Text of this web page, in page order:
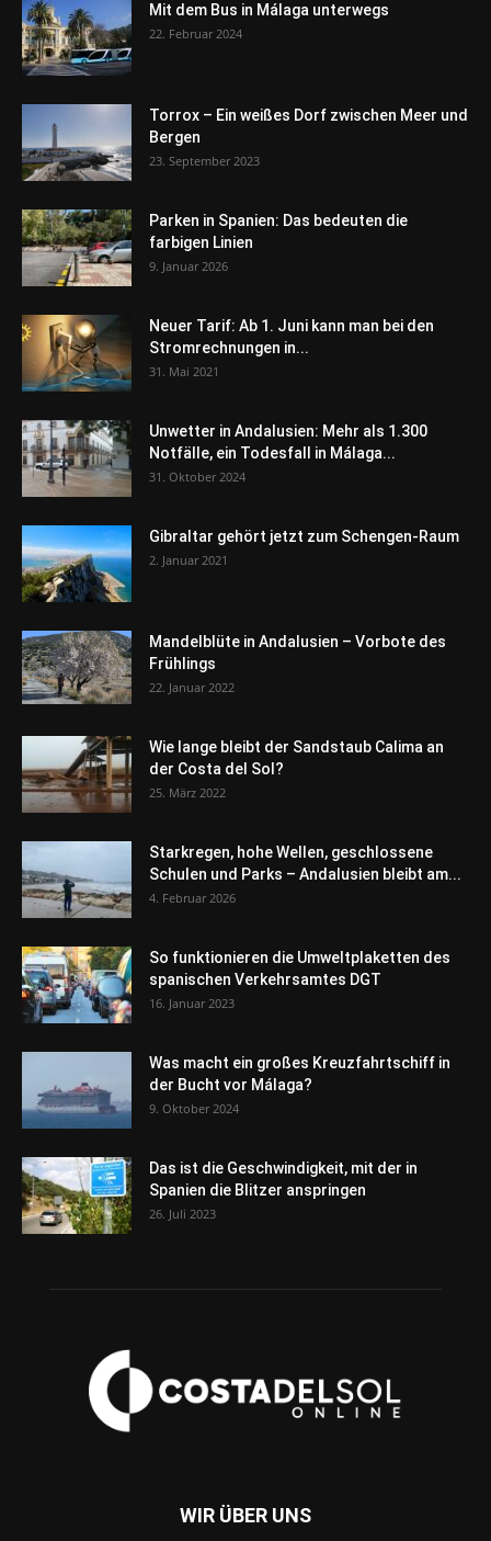
Mit dem Bus in Málaga unterwegs
22. Februar 2024
Torrox – Ein weißes Dorf zwischen Meer und
Bergen
23. September 2023
Parken in Spanien: Das bedeuten die
farbigen Linien
9. Januar 2026
Neuer Tarif: Ab 1. Juni kann man bei den
Stromrechnungen in...
31. Mai 2021
Unwetter in Andalusien: Mehr als 1.300
Notfälle, ein Todesfall in Málaga...
31. Oktober 2024
Gibraltar gehört jetzt zum Schengen-Raum
2. Januar 2021
Mandelblüte in Andalusien – Vorbote des
Frühlings
22. Januar 2022
Wie lange bleibt der Sandstaub Calima an
der Costa del Sol?
25. März 2022
Starkregen, hohe Wellen, geschlossene
Schulen und Parks – Andalusien bleibt am...
4. Februar 2026
So funktionieren die Umweltplaketten des
spanischen Verkehrsamtes DGT
16. Januar 2023
Was macht ein großes Kreuzfahrtschiff in
der Bucht vor Málaga?
9. Oktober 2024
Das ist die Geschwindigkeit, mit der in
Spanien die Blitzer anspringen
26. Juli 2023
WIR ÜBER UNS